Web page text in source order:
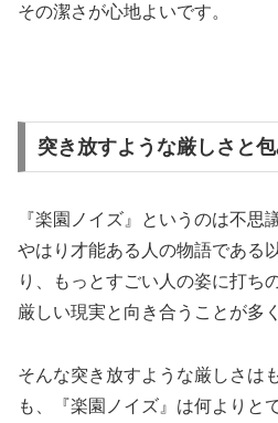
その潔さが心地よいです。
突き放すような厳しさと
『楽園ノイズ』というのは不思
やはり才能ある人の物語である
り、もっとすごい人の姿に打ち
厳しい現実と向き合うことが多
そんな突き放すような厳しさは
も、『楽園ノイズ』は何よりと